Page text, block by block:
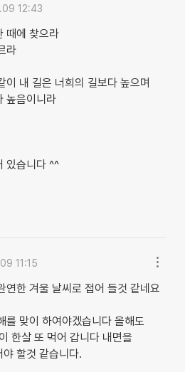
12:43
때에 찾으라
라
이 내 길은 너희의 길보다 높으며
높음이니라
있습니다 ^^
11:15
연한 겨울 날씨로 접어 들것 같네요
를 맞이 하여야겠습니다 올해도
한살 또 먹어 갑니다 내면을
할것 같습니다.